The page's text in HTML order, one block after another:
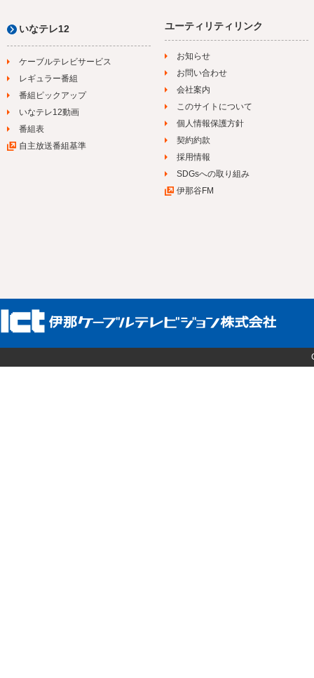
いなテレ12
ケーブルテレビサービス
レギュラー番組
番組ピックアップ
いなテレ12動画
番組表
自主放送番組基準
ユーティリティリンク
お知らせ
お問い合わせ
会社案内
このサイトについて
個人情報保護方針
契約約款
採用情報
SDGsへの取り組み
伊那谷FM